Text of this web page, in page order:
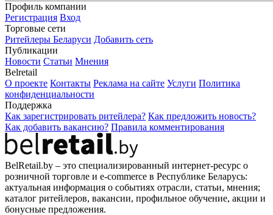
Профиль компании
Регистрация Вход
Торговые сети
Ритейлеры Беларуси Добавить сеть
Публикации
Новости Статьи Мнения
Belretail
О проекте Контакты Реклама на сайте Услуги Политика
конфиденциальности
Поддержка
Как зарегистрировать ритейлера? Как предложить новость?
Как добавить вакансию? Правила комментирования
BelRetail.by – это специализированный интернет-ресурс о
розничной торговле и e-commerce в Республике Беларусь:
актуальная информация о событиях отрасли, статьи, мнения;
каталог ритейлеров, вакансии, профильное обучение, акции и
бонусные предложения.